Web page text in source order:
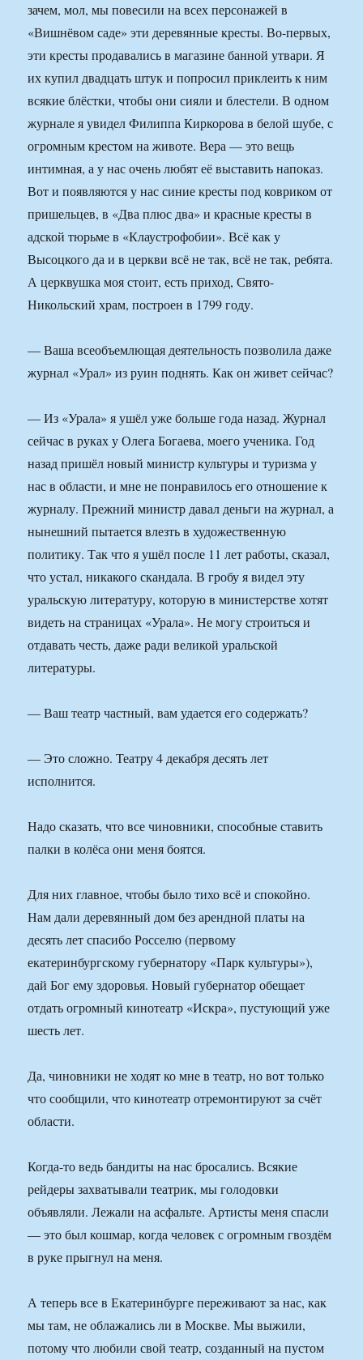
зачем, мол, мы повесили на всех персонажей в
«Вишнёвом саде» эти деревянные кресты. Во-первых,
эти кресты продавались в магазине банной утвари. Я
их купил двадцать штук и попросил приклеить к ним
всякие блёстки, чтобы они сияли и блестели. В одном
журнале я увидел Филиппа Киркорова в белой шубе, с
огромным крестом на животе. Вера — это вещь
интимная, а у нас очень любят её выставить напоказ.
Вот и появляются у нас синие кресты под ковриком от
пришельцев, в «Два плюс два» и красные кресты в
адской тюрьме в «Клаустрофобии». Всё как у
Высоцкого да и в церкви всё не так, всё не так, ребята.
А церквушка моя стоит, есть приход, Свято-
Никольский храм, построен в 1799 году.
— Ваша всеобъемлющая деятельность позволила даже
журнал «Урал» из руин поднять. Как он живет сейчас?
— Из «Урала» я ушёл уже больше года назад. Журнал
сейчас в руках у Олега Богаева, моего ученика. Год
назад пришёл новый министр культуры и туризма у
нас в области, и мне не понравилось его отношение к
журналу. Прежний министр давал деньги на журнал, а
нынешний пытается влезть в художественную
политику. Так что я ушёл после 11 лет работы, сказал,
что устал, никакого скандала. В гробу я видел эту
уральскую литературу, которую в министерстве хотят
видеть на страницах «Урала». Не могу строиться и
отдавать честь, даже ради великой уральской
литературы.
— Ваш театр частный, вам удается его содержать?
— Это сложно. Театру 4 декабря десять лет
исполнится.
Надо сказать, что все чиновники, способные ставить
палки в колёса они меня боятся.
Для них главное, чтобы было тихо всё и спокойно.
Нам дали деревянный дом без арендной платы на
десять лет спасибо Росселю (первому
екатеринбургскому губернатору «Парк культуры»),
дай Бог ему здоровья. Новый губернатор обещает
отдать огромный кинотеатр «Искра», пустующий уже
шесть лет.
Да, чиновники не ходят ко мне в театр, но вот только
что сообщили, что кинотеатр отремонтируют за счёт
области.
Когда-то ведь бандиты на нас бросались. Всякие
рейдеры захватывали театрик, мы голодовки
объявляли. Лежали на асфальте. Артисты меня спасли
— это был кошмар, когда человек с огромным гвоздём
в руке прыгнул на меня.
А теперь все в Екатеринбурге переживают за нас, как
мы там, не облажались ли в Москве. Мы выжили,
потому что любили свой театр, созданный на пустом